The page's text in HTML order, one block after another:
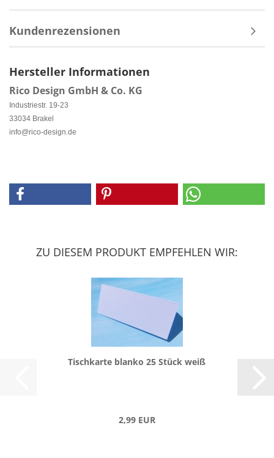
Kundenrezensionen
Hersteller Informationen
Rico Design GmbH & Co. KG
Industriestr. 19-23
33034 Brakel
info@rico-design.de
ZU DIESEM PRODUKT EMPFEHLEN WIR:
Tisch­kar­te blan­ko 25 Stück weiß
2,99 EUR